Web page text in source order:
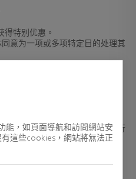
能，如頁面導航和訪問網站安
這些cookies，網站將無法正
特别优惠。
同意为一项或多项特定目的处理其
续订阅新闻简报，数据就会被
透露给第三方。数据不会进行
的数据，并限制或反对对其进行
规，您有权向监管机构
derechos/index.html）提出投
Juan 6, 28001, Madrid。